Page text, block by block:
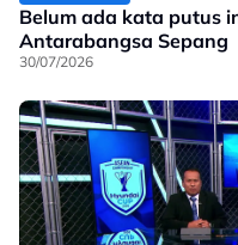
Belum ada kata putus
Antarabangsa Sepang
30/07/2026